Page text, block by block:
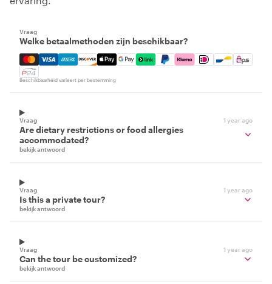
Vraag
Welke betaalmethoden zijn beschikbaar?
Mastercard, Visa, Amex, Discover, Apple Pay, Google
Beschikbaarheid varieert per bestemming
Vraag 1 year ago
Are dietary restrictions or food allergies
accommodated?
bekijk antwoord
Vraag 1 year ago
Is this a private tour?
bekijk antwoord
Vraag 1 year ago
Can the tour be customized?
bekijk antwoord